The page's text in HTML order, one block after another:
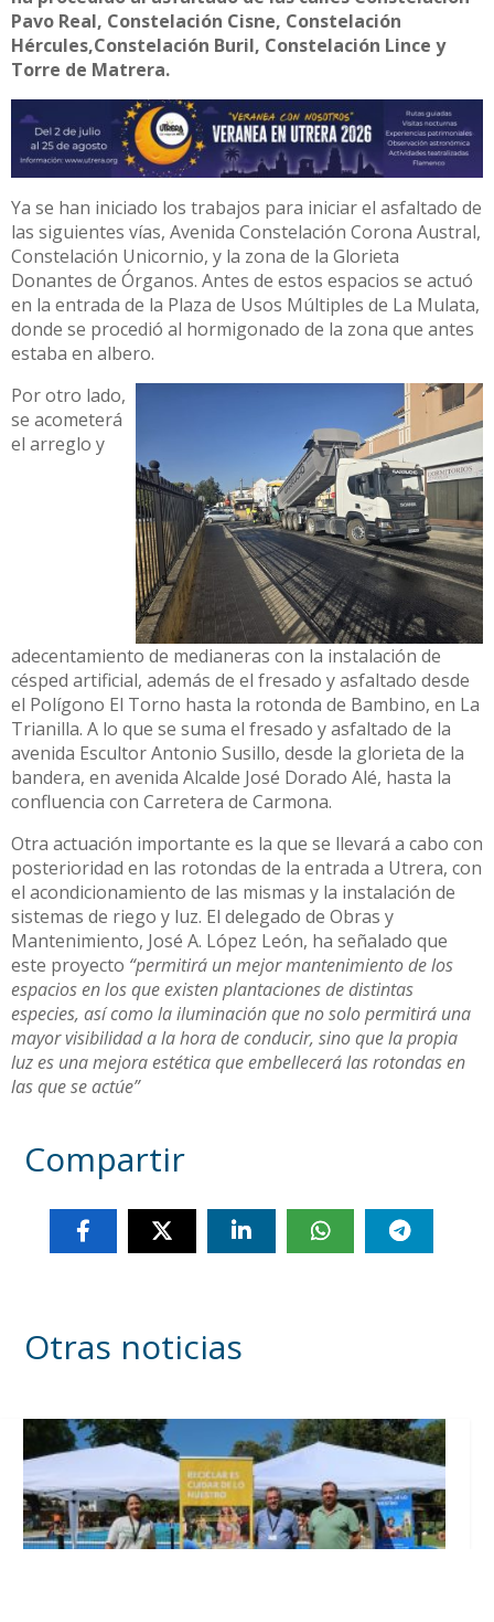
Pavo Real, Constelación Cisne, Constelación
Hércules,Constelación Buril, Constelación Lince y
Torre de Matrera.
Ya se han iniciado los trabajos para iniciar el asfaltado de
las siguientes vías, Avenida Constelación Corona Austral,
Constelación Unicornio, y la zona de la Glorieta
Donantes de Órganos. Antes de estos espacios se actuó
en la entrada de la Plaza de Usos Múltiples de La Mulata,
donde se procedió al hormigonado de la zona que antes
estaba en albero.
Por otro lado,
se acometerá
el arreglo y
adecentamiento de medianeras con la instalación de
césped artificial, además de el fresado y asfaltado desde
el Polígono El Torno hasta la rotonda de Bambino, en La
Trianilla. A lo que se suma el fresado y asfaltado de la
avenida Escultor Antonio Susillo, desde la glorieta de la
bandera, en avenida Alcalde José Dorado Alé, hasta la
confluencia con Carretera de Carmona.
Otra actuación importante es la que se llevará a cabo con
posterioridad en las rotondas de la entrada a Utrera, con
el acondicionamiento de las mismas y la instalación de
sistemas de riego y luz. El delegado de Obras y
Mantenimiento, José A. López León, ha señalado que
este proyecto “permitirá un mejor mantenimiento de los
espacios en los que existen plantaciones de distintas
especies, así como la iluminación que no solo permitirá una
mayor visibilidad a la hora de conducir, sino que la propia
luz es una mejora estética que embellecerá las rotondas en
las que se actúe”
Compartir
Otras noticias